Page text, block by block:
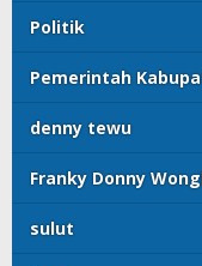
Politik
Pemerintah
denny tewu
Franky Donny
sulut